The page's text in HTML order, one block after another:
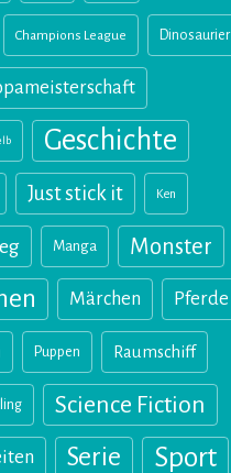
Champions League Dinosaurier
Geschichte
Just stick it Ken
Manga Monster
Märchen Pferde
Puppen Raumschiff
Science Fiction
Serie Sport